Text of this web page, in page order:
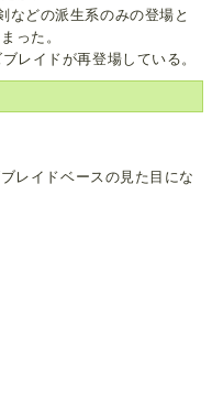
などの派生系のみの登場と
った。
レイドが再登場している。
レイドベースの見た目にな